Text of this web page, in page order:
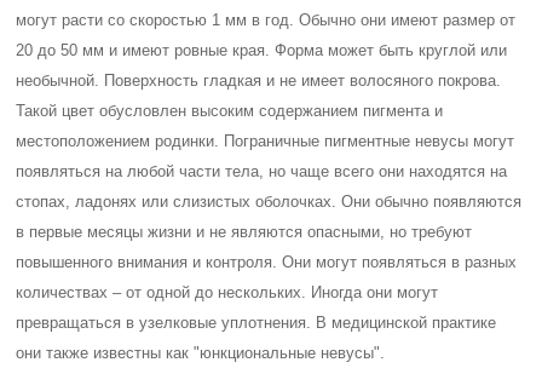
могут расти со скоростью 1 мм в год. Обычно они имеют размер от
20 до 50 мм и имеют ровные края. Форма может быть круглой или
необычной. Поверхность гладкая и не имеет волосяного покрова.
Такой цвет обусловлен высоким содержанием пигмента и
местоположением родинки. Пограничные пигментные невусы могут
появляться на любой части тела, но чаще всего они находятся на
стопах, ладонях или слизистых оболочках. Они обычно появляются
в первые месяцы жизни и не являются опасными, но требуют
повышенного внимания и контроля. Они могут появляться в разных
количествах – от одной до нескольких. Иногда они могут
превращаться в узелковые уплотнения. В медицинской практике
они также известны как "юнкциональные невусы".